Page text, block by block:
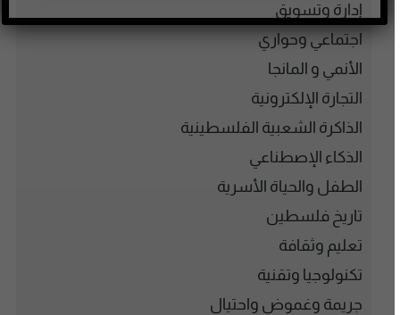
إدارة وتسويق
اجتماعي وحواري
الأنمي و المانجا
التجارة الإلكترونية
الذاكرة الشعبية الفلسطينية
الذكاء الإصطناعي
الطفل والحياة الأسرية
تاريخ فلسطين
تعليم وثقافة
تكنولوجيا وتقنية
جريمة وغموض واحتيال